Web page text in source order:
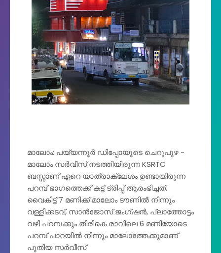
മാലോം: പയ്യന്നൂർ ഡിപ്പോയുടെ ചെറുപുഴ -
മാലോം സർവീസ് നടത്തിയിരുന്ന KSRTC
ബസ്സാണ് ഏറെ യാത്രാക്ലേശം ഉണ്ടായിരുന്ന
പറമ്പ് ഭാഗത്തെക്ക് കട്ട്‌ ട്രിപ്പ്‌ ആരംഭിച്ചത്.
വൈകിട്ട് 7 മണിക്ക് മാലോം ടൗണിൽ നിന്നും
വള്ളിക്കടവ്, സാൻജോസ് ജംഗ്ഷൻ, പ്ലാത്തോട്ടം
വഴി പറമ്പക്കും തിരികെ രാവിലെ 6 മണിയോടെ
പറമ്പ് പാറയിൽ നിന്നും മാലോത്തേക്കുമാണ്
പുതിയ സർവീസ്